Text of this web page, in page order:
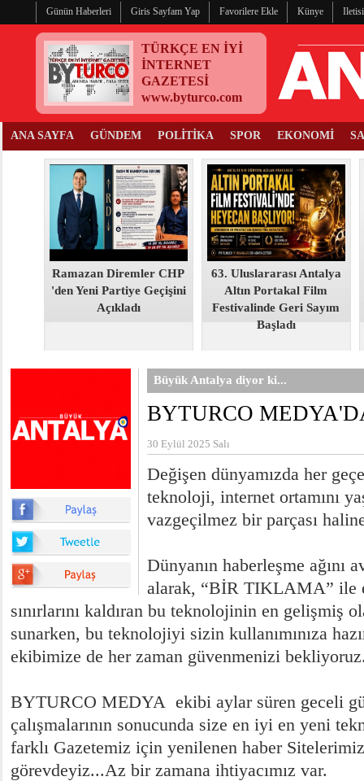
Günün Haberleri Giris Sayfam Yap Favorilere Ekle Künye
TÜRKÇE EN İYİ
İNTERNET
GAZETESİ
www.byturco.com
ANA SAYFA GÜNDEM POLİTİKA SPOR EKONOMİ
Ramazan Diremler CHP
'den Yeni Partiye Geçişini
Açıkladı
63. Uluslararası Antalya
Altın Portakal Film
Festivalinde Geri Sayım
Başladı
Büyük Antalya diyor ki...
BYTURCO
30 Eylül 2025 Salı
Değişen dünyamızda her
teknoloji, internet ortamını
vazgeçilmez bir parçası
Dünyanın haberleşme ağını
alarak, “BİR TIKLAMA” ile
sınırlarını kaldıran bu teknolojinin en gelişmiş
sunarken, bu teknolojiyi sizin kullanımınıza
ekibimize de her zaman güvenmenizi
BYTURCO MEDYA ekibi aylar süren geceli
çalışmalarının sonucunda size en iyi en yeni
farklı Gazetemiz için yenilenen haber
görevdeyiz...Az bir zamana ihtiyacımız var.